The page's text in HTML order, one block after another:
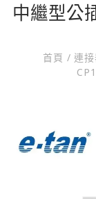
中繼型公
首頁 / 連